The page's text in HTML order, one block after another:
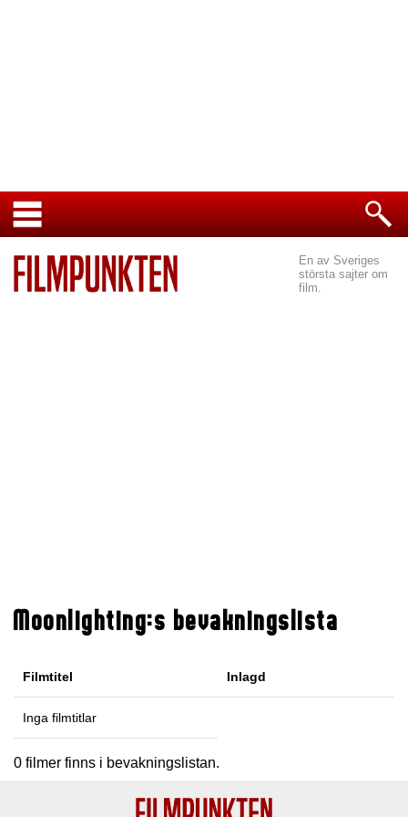
En av Sveriges
största sajter om
film.
Moonlighting:s bevakningslista
Filmtitel Inlagd
Inga filmtitlar
0 filmer finns i bevakningslistan.